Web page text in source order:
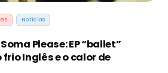
Noticias
Please: EP “ballet”
Inglês e o calor de